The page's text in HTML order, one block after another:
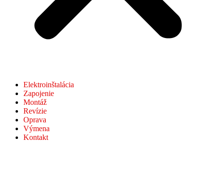
Elektroinštalácia
Zapojenie
Montáž
Revízie
Oprava
Výmena
Kontakt